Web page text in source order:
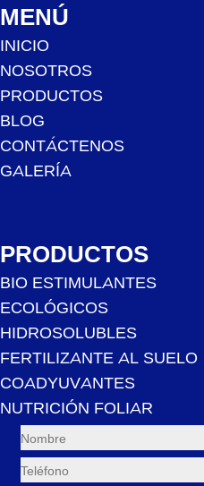
MENÚ
INICIO
NOSOTROS
PRODUCTOS
BLOG
CONTÁCTENOS
GALERÍA
PRODUCTOS
BIO ESTIMULANTES
ECOLÓGICOS
HIDROSOLUBLES
FERTILIZANTE AL SUELO
COADYUVANTES
NUTRICIÓN FOLIAR